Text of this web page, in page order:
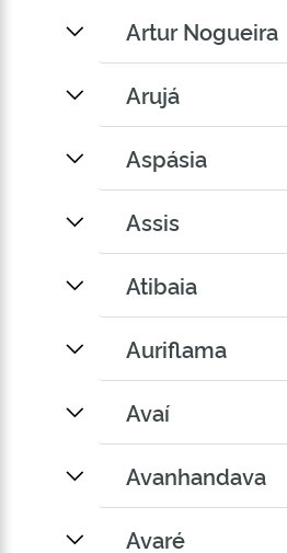
Artur Nogueira
Arujá
Aspásia
Assis
Atibaia
Auriflama
Avaí
Avanhandava
Avaré